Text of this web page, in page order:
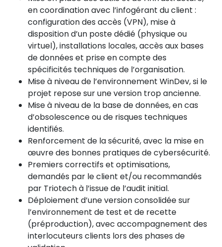
en coordination avec l’infogérant du client :
configuration des accès (VPN), mise à
disposition d’un poste dédié (physique ou
virtuel), installations locales, accès aux bases
de données et prise en compte des
spécificités techniques de l’organisation.
Mise à niveau de l’environnement WinDev, si le
projet repose sur une version trop ancienne.
Mise à niveau de la base de données, en cas
d’obsolescence ou de risques techniques
identifiés.
Renforcement de la sécurité, avec la mise en
œuvre des bonnes pratiques de cybersécurité.
Premiers correctifs et optimisations,
demandés par le client et/ou recommandés
par Triotech à l’issue de l’audit initial.
Déploiement d’une version consolidée sur
l’environnement de test et de recette
(préproduction), avec accompagnement des
interlocuteurs clients lors des phases de